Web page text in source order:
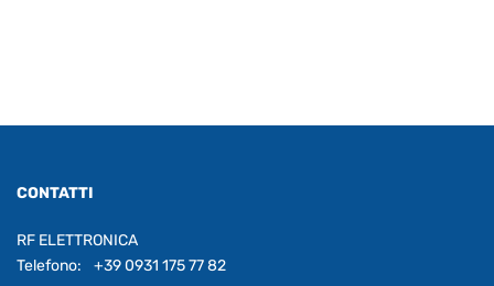
CONTATTI
RF ELETTRONICA
Telefono:
+39 0931 175 77 82